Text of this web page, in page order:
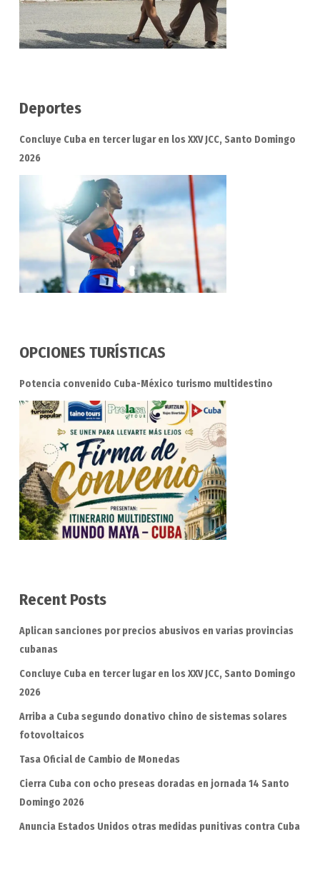
Deportes
Concluye Cuba en tercer lugar en los XXV JCC, Santo Domingo
2026
OPCIONES TURÍSTICAS
Potencia convenido Cuba-México turismo multidestino
Recent Posts
Aplican sanciones por precios abusivos en varias provincias
cubanas
Concluye Cuba en tercer lugar en los XXV JCC, Santo Domingo
2026
Arriba a Cuba segundo donativo chino de sistemas solares
fotovoltaicos
Tasa Oficial de Cambio de Monedas
Cierra Cuba con ocho preseas doradas en jornada 14 Santo
Domingo 2026
Anuncia Estados Unidos otras medidas punitivas contra Cuba